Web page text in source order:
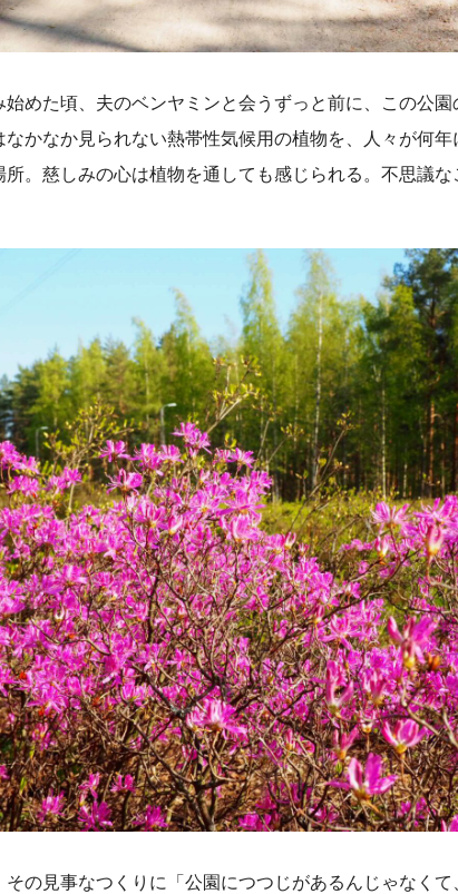
めた頃、夫のベンヤミンと会うずっと前に、この公園
なかなか見られない熱帯性気候用の植物を、人々が何
。慈しみの心は植物を通しても感じられる。不思議な
その見事なつくりに「公園につつじがあるんじゃなく